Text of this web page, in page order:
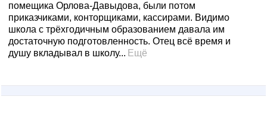
помещика Орлова-Давыдова, были потом
приказчиками, конторщиками, кассирами. Видимо
школа с трёхгодичным образованием давала им
достаточную подготовленность. Отец всё время и
душу вкладывал в школу... Ещё